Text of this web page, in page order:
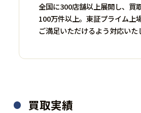
全国に300店舗以上展開し、買
100万件以上。東証プライム上
ご満足いただけるよう対応いた
買取実績